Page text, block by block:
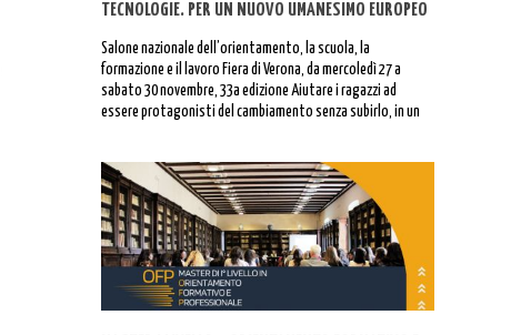
TECNOLOGIE. PER UN NUOVO UMANESIMO EUROPEO
Salone nazionale dell’orientamento, la scuola, la
formazione e il lavoro Fiera di Verona, da mercoledì 27 a
sabato 30 novembre, 33a edizione Aiutare i ragazzi ad
essere protagonisti del cambiamento senza subirlo, in un
grandi sfide a cui […]